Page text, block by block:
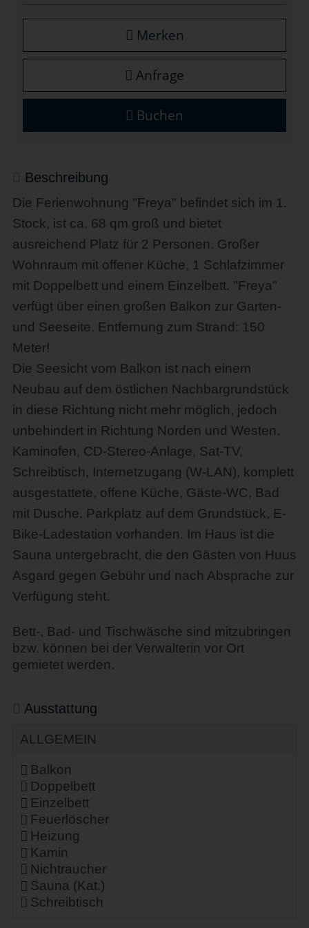
Merken
Anfrage
Buchen
Beschreibung
Die Ferienwohnung "Freya" befindet sich im 1.
Stock, ist ca. 68 qm groß und bietet
ausreichend Platz für 2 Personen. Großer
Wohnraum mit offener Küche, 1 Schlafzimmer
mit Doppelbett und einem Einzelbett. "Freya"
verfügt über einen großen Balkon zur Garten-
und Seeseite. Entfernung zum Strand: 150
Meter!
Die Seesicht vom Balkon ist nach einem
Neubau auf dem östlichen Nachbargrundstück
in diese Richtung nicht mehr möglich, jedoch
unbehindert in Richtung Norden und Westen.
Kaminofen, CD-Stereo-Anlage, Sat-TV,
Schreibtisch, Internetzugang (W-LAN), komplett
ausgestattete, offene Küche, Gäste-WC, Bad
mit Dusche. Parkplatz auf dem Grundstück, E-
Bike-Ladestation vorhanden. Im Haus ist die
Sauna untergebracht, die den Gästen von Huus
Asgard gegen Gebühr und nach Absprache zur
Verfügung steht.
Bett-, Bad- und Tischwäsche sind mitzubringen
bzw. können bei der Verwalterin vor Ort
gemietet werden.
Ausstattung
ALLGEMEIN
Balkon
Doppelbett
Einzelbett
Feuerlöscher
Heizung
Kamin
Nichtraucher
Sauna (Kat.)
Schreibtisch